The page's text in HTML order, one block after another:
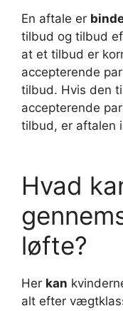
En aftale er
tilbud og tilbud
at et tilbud er
accepterende
tilbud. Hvis den
accepterende
tilbud, er aftalen
Hvad
løfte?
Her kan
alt efter